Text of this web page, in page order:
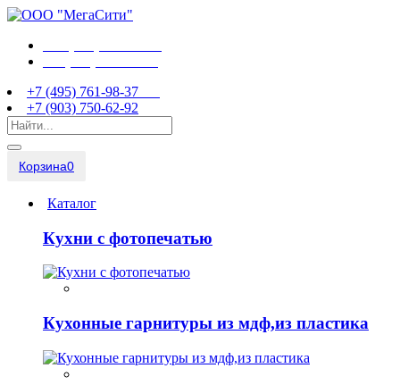
+7 (495) 761-98-37
+7 (903) 750-62-92
Корзина0
Каталог
Кухни с фотопечатью
Кухонные гарнитуры из мдф,из пластика